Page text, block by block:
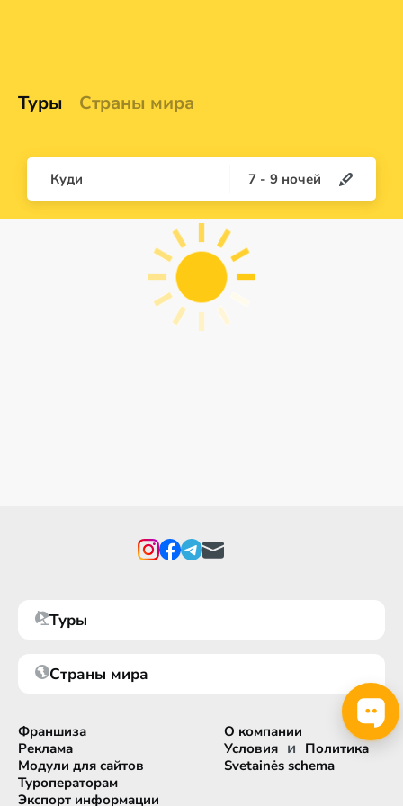
Туры Страны мира
Куди 7 - 9 ночей
Туры
Страны мира
Франшиза
Реклама
Модули для сайтов
Туроператорам
Экспорт информации
О компании
Условия и Политика
Svetainės schema